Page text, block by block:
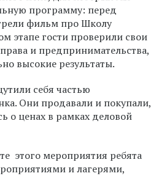
программу: перед
фильм про Школу
этапе гости проверили свои
и предпринимательства,
высокие результаты.
себя частью
Они продавали и покупали,
о ценах в рамках деловой
этого мероприятия ребята
и лагерями,